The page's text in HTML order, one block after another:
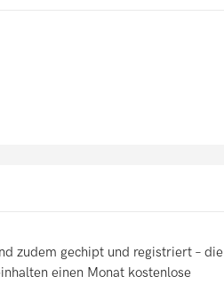
zudem gechipt und registriert – die
einen Monat kostenlose